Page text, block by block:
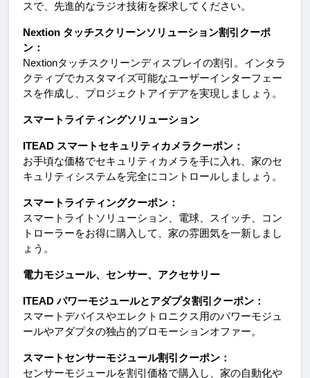
スで、先進的なラジオ技術を探求してください。
Nextion タッチスクリーンソリューション割引クーポ
ン：
Nextionタッチスクリーンディスプレイの割引。インタラ
クティブでカスタマイズ可能なユーザーインターフェー
スを作成し、プロジェクトアイデアを実現しましょう。
スマートライティングソリューション
ITEAD スマートセキュリティカメラクーポン：
お手頃な価格でセキュリティカメラを手に入れ、家のセ
キュリティシステムを完全にコントロールしましょう。
スマートライティングクーポン：
スマートライトソリューション、電球、スイッチ、コン
トローラーをお得に購入して、家の雰囲気を一新しまし
ょう。
電力モジュール、センサー、アクセサリー
ITEAD パワーモジュールとアダプタ割引クーポン：
スマートデバイスやエレクトロニクス用のパワーモジュ
ールやアダプタの独占的プロモーションオファー。
スマートセンサーモジュール割引クーポン：
センサーモジュールを割引価格で購入し、家の自動化や